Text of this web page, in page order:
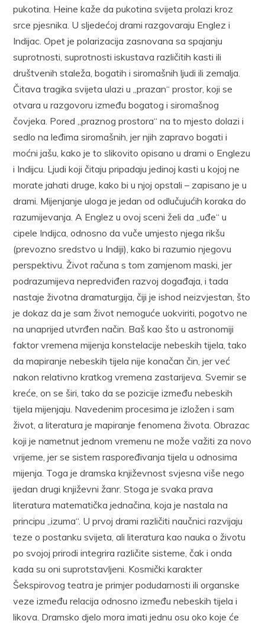
pukotina. Heine kaže da pukotina svijeta prolazi kroz
srce pjesnika. U sljedećoj drami razgovaraju Englez i
Indijac. Opet je polarizacija zasnovana sa spajanju
suprotnosti, suprotnosti iskustava različitih kasti ili
društvenih staleža, bogatih i siromašnih ljudi ili zemalja.
Čitava tragika svijeta ulazi u „prazan“ prostor, koji se
otvara u razgovoru između bogatog i siromašnog
čovjeka. Pored „praznog prostora“ na to mjesto dolazi i
sedlo na leđima siromašnih, jer njih zapravo bogati i
moćni jašu, kako je to slikovito opisano u drami o Englezu
i Indijcu. Ljudi koji čitaju pripadaju jedinoj kasti u kojoj ne
morate jahati druge, kako bi u njoj opstali – zapisano je u
drami. Mijenjanje uloga je jedan od odlučujućih koraka do
razumijevanja. A Englez u ovoj sceni želi da „uđe“ u
cipele Indijca, odnosno da vuče umjesto njega rikšu
(prevozno sredstvo u Indiji), kako bi razumio njegovu
perspektivu. Život računa s tom zamjenom maski, jer
podrazumijeva nepredviđen razvoj događaja, i tada
nastaje životna dramaturgija, čiji je ishod neizvjestan, što
je dokaz da je sam život nemoguće uokviriti, pogotvo ne
na unaprijed utvrđen način. Baš kao što u astronomiji
faktor vremena mijenja konstelacije nebeskih tijela, tako
da mapiranje nebeskih tijela nije konačan čin, jer već
nakon relativno kratkog vremena zastarijeva. Svemir se
kreće, on se širi, tako da se pozicije između nebeskih
tijela mijenjaju. Navedenim procesima je izložen i sam
život, a literatura je mapiranje fenomena života. Obrazac
koji je nametnut jednom vremenu ne može važiti za novo
vrijeme, jer se sistem raspoređivanja tijela u odnosima
mijenja. Toga je dramska književnost svjesna više nego
ijedan drugi književni žanr. Stoga je svaka prava
literatura matematička jednačina, koja je nastala na
principu „izuma“. U prvoj drami različiti naučnici razvijaju
teze o postanku svijeta, ali literatura kao nauka o životu
po svojoj prirodi integrira različite sisteme, čak i onda
kada su oni suprotstavljeni. Kosmički karakter
Šekspirovog teatra je primjer podudarnosti ili organske
veze između relacija odnosno između nebeskih tijela i
likova. Dramsko djelo mora imati jednu osu oko koje će